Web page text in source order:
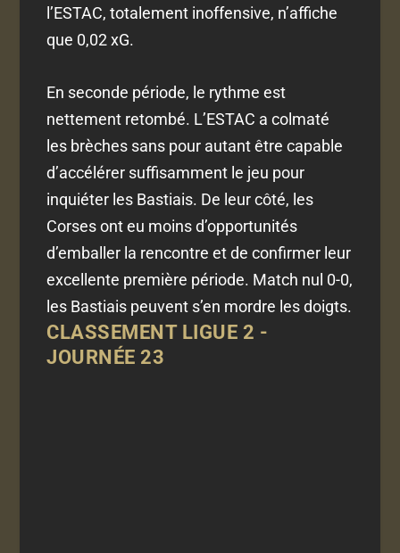
l’ESTAC, totalement inoffensive, n’affiche
que 0,02 xG.
En seconde période, le rythme est
nettement retombé. L’ESTAC a colmaté
les brèches sans pour autant être capable
d’accélérer suffisamment le jeu pour
inquiéter les Bastiais. De leur côté, les
Corses ont eu moins d’opportunités
d’emballer la rencontre et de confirmer leur
excellente première période. Match nul 0-0,
les Bastiais peuvent s’en mordre les doigts.
CLASSEMENT LIGUE 2 -
JOURNÉE 23